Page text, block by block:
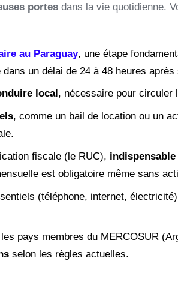
portes dans la vie quotidienne.
au Paraguay, une étape
un délai de 24 à 48 heures
local , nécessaire pour circuler
, comme un bail de location ou un
fiscale (le RUC),
est obligatoire même sans
(téléphone, internet,
pays membres du MERCOSUR
selon les règles actuelles.